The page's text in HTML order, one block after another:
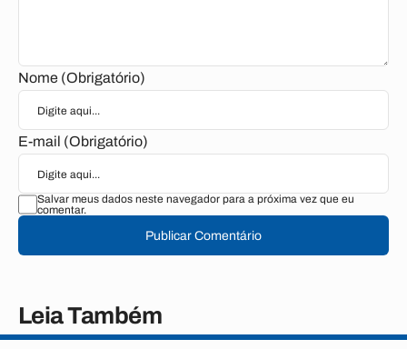
Nome (Obrigatório)
E-mail (Obrigatório)
Salvar meus dados neste navegador para a próxima vez que eu
comentar.
Publicar Comentário
Leia Também